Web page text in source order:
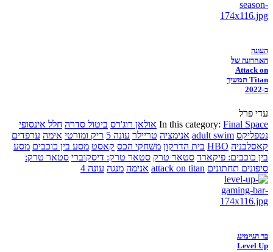
העונה
האחרונה של
Attack on
Titan תמשיך
ב-2022
עדי פרל
In this category: Final Space אולאן רוג'רס ביטול סדרה חלל אינסופי
נטפליקס adult swim אנימציה טריילר עונה 5 ריק ומורטי אימה ערפדים
קאסלבניה HBO בית הדרקון משחקי הכס קאסט מסע בין כוכבים מסע
בין כוכבים: פיקארד סטאר טרק סטאר טרק: דיסקוברי סטאר טרק:
סיפונים תחתונים attack on titan אנימה מנגה עונה 4
בר הגיימינג
Level Up